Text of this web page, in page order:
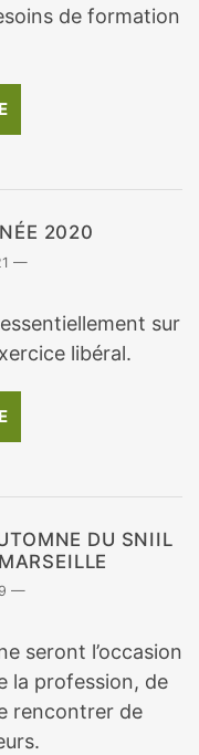
de formation
2020
sur
libéral.
DU SNIIL
seront l’occasion
la profession, de
rencontrer de